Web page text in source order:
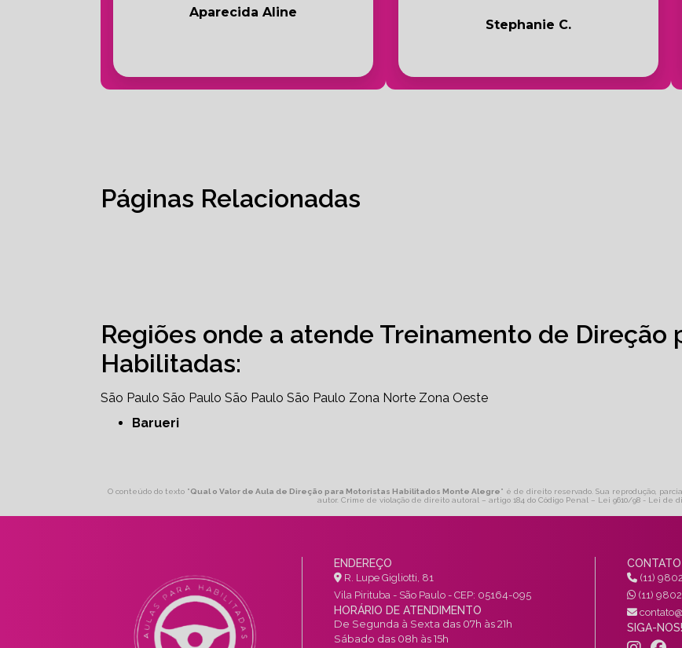
Aparecida Aline
Stephanie C.
Páginas Relacionadas
Regiões onde a atende Treinamento de Direção
Habilitadas:
São Paulo São Paulo São Paulo São Paulo Zona Norte Zona Oeste
Barueri
O conteúdo do texto "Qual o Valor de Aula de Direção para Motoristas Habilitados Monte Alegre" é de direito reservado. Sua reprodução,
autor. Crime de violação de direito autoral – artigo 184 do Código Penal – Lei 9610/98 - Lei de
ENDEREÇO
R. Lupe Gigliotti, 81
Vila Pirituba - São Paulo - CEP: 05164-095
HORÁRIO DE ATENDIMENTO
De Segunda à Sexta das 07h às 21h
Sábado das 08h às 15h
CONTATO
(11)
(11)
SIGA-NOS!